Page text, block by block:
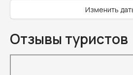
Изменить
Отзывы туристов